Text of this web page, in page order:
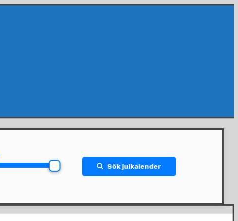
Sök julkalender